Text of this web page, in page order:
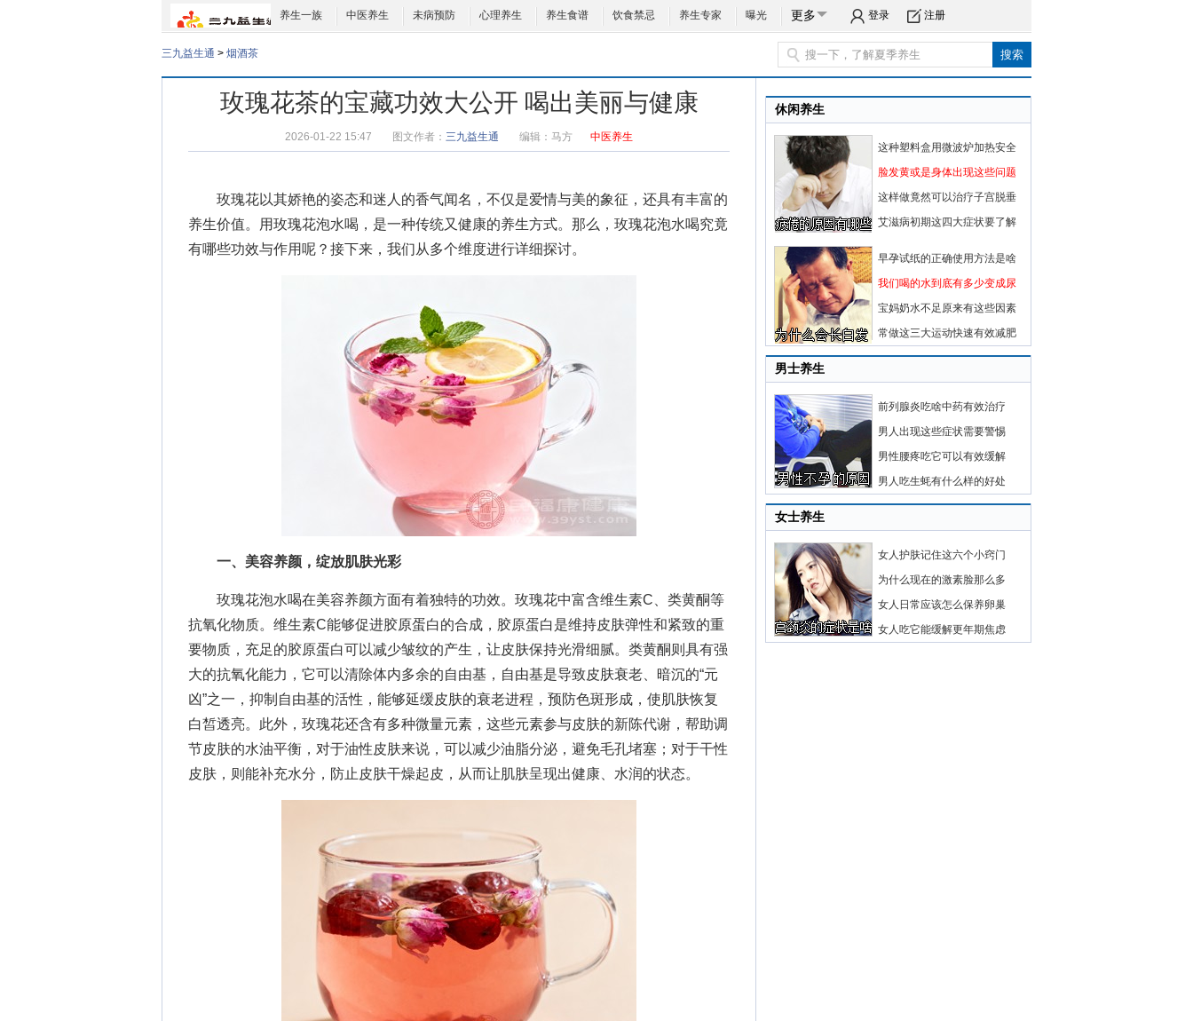
养生一族 中医养生 未病预防 心理养生 养生食谱 饮食禁忌 养生专家 曝光 更多 登录 注册
三九益生通 > 烟酒茶
玫瑰花茶的宝藏功效大公开 喝出美丽与健康
2026-01-22 15:47 图文作者： 三九益生通 编辑： 马方 中医养生
玫瑰花以其娇艳的姿态和迷人的香气闻名，不仅是爱情与美的象征，还具有丰富的
养生价值。用玫瑰花泡水喝，是一种传统又健康的养生方式。那么，玫瑰花泡水喝究竟
有哪些功效与作用呢？接下来，我们从多个维度进行详细探讨。
一、美容养颜，绽放肌肤光彩
玫瑰花泡水喝在美容养颜方面有着独特的功效。玫瑰花中富含维生素C、类黄酮等
抗氧化物质。维生素C能够促进胶原蛋白的合成，胶原蛋白是维持皮肤弹性和紧致的重
要物质，充足的胶原蛋白可以减少皱纹的产生，让皮肤保持光滑细腻。类黄酮则具有强
大的抗氧化能力，它可以清除体内多余的自由基，自由基是导致皮肤衰老、暗沉的“元
凶”之一，抑制自由基的活性，能够延缓皮肤的衰老进程，预防色斑形成，使肌肤恢复
白皙透亮。此外，玫瑰花还含有多种微量元素，这些元素参与皮肤的新陈代谢，帮助调
节皮肤的水油平衡，对于油性皮肤来说，可以减少油脂分泌，避免毛孔堵塞；对于干性
皮肤，则能补充水分，防止皮肤干燥起皮，从而让肌肤呈现出健康、水润的状态。
休闲养生
这种塑料盒用微波炉加热安全
脸发黄或是身体出现这些问题
这样做竟然可以治疗子宫脱垂
艾滋病初期这四大症状要了解
早孕试纸的正确使用方法是啥
我们喝的水到底有多少变成尿
宝妈奶水不足原来有这些因素
常做这三大运动快速有效减肥
男士养生
前列腺炎吃啥中药有效治疗
男人出现这些症状需要警惕
男性腰疼吃它可以有效缓解
男人吃生蚝有什么样的好处
女士养生
女人护肤记住这六个小窍门
为什么现在的激素脸那么多
女人日常应该怎么保养卵巢
女人吃它能缓解更年期焦虑